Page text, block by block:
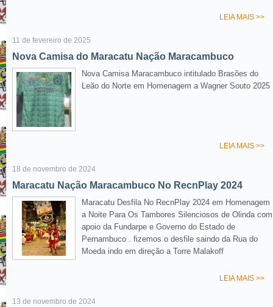
LEIA MAIS >>
11 de fevereiro de 2025
Nova Camisa do Maracatu Nação Maracambuco
Nova Camisa Maracambuco intitulado Brasões do
Leão do Norte em Homenagem a Wagner Souto 2025
LEIA MAIS >>
18 de novembro de 2024
Maracatu Nação Maracambuco No RecnPlay 2024
Maracatu Desfila No RecnPlay 2024 em Homenagem
a Noite Para Os Tambores Silenciosos de Olinda com
apoio da Fundarpe e Governo do Estado de
Pernambuco . fizemos o desfile saindo da Rua do
Moeda indo em direção a Torre Malakoff
LEIA MAIS >>
13 de novembro de 2024